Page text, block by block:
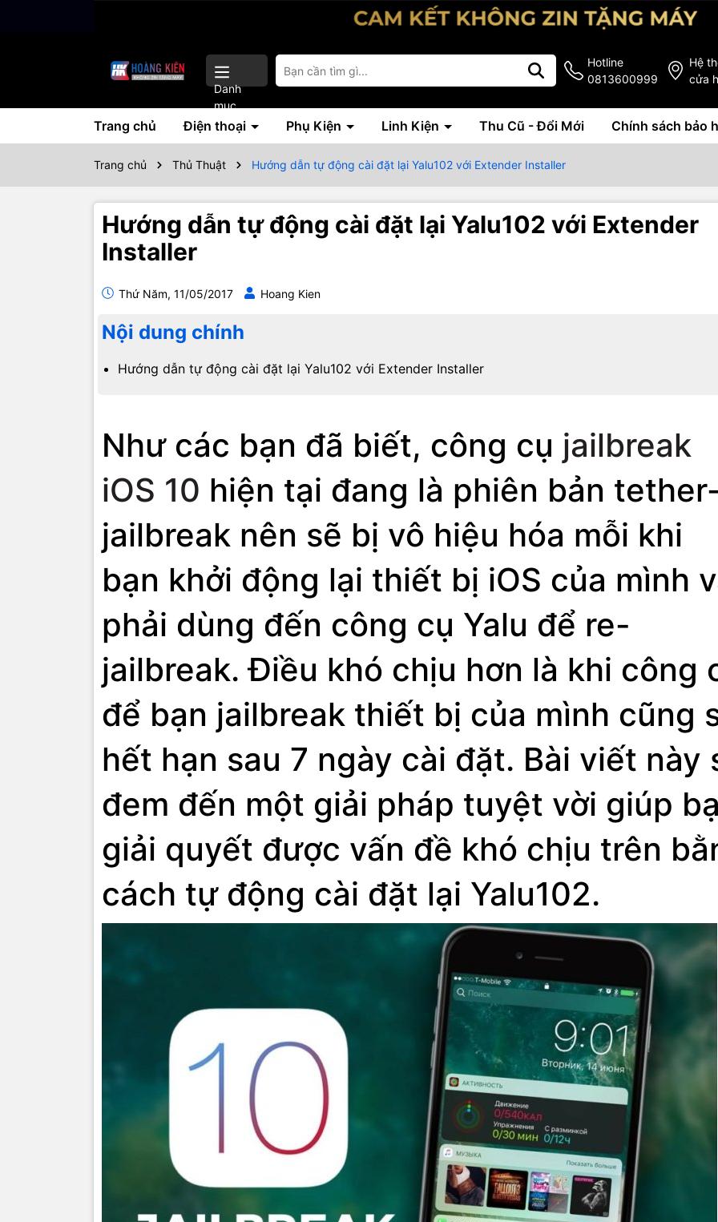
Danh
mục
Hotline
0813600999
Hệ
cửa
Trang chủ Điện thoại Phụ Kiện Linh Kiện Thu Cũ - Đổi Mới Chính sách bảo
Trang chủ Thủ Thuật Hướng dẫn tự động cài đặt lại Yalu102 với Extender Installer
Hướng dẫn tự động cài đặt lại Yalu102 với Extender
Installer
Thứ Năm, 11/05/2017 Hoang Kien
Nội dung chính
Hướng dẫn tự động cài đặt lại Yalu102 với Extender Installer
Như các bạn đã biết, công cụ jailbreak
iOS 10 hiện tại đang là phiên bản
jailbreak nên sẽ bị vô hiệu hóa mỗi khi
bạn khởi động lại thiết bị iOS của mình
phải dùng đến công cụ Yalu để re-
jailbreak. Điều khó chịu hơn là khi công
để bạn jailbreak thiết bị của mình cũng
hết hạn sau 7 ngày cài đặt. Bài viết này
đem đến một giải pháp tuyệt vời giúp
giải quyết được vấn đề khó chịu trên
cách tự động cài đặt lại Yalu102.